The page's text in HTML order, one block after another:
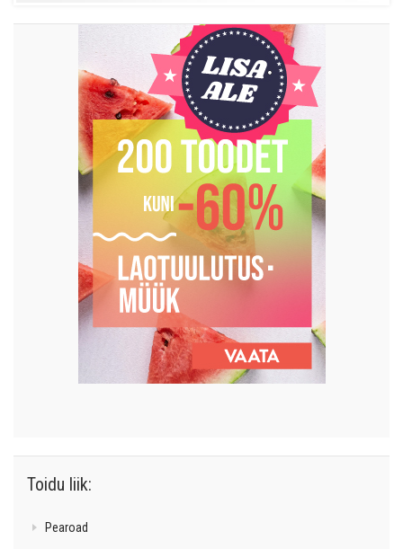
Toidu liik:
Pearoad